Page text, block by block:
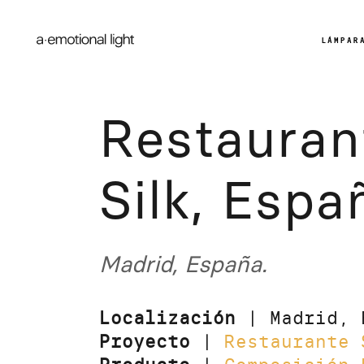
Silk,
Madrid, España.
Localización | Madrid,
Proyecto | Restaurante